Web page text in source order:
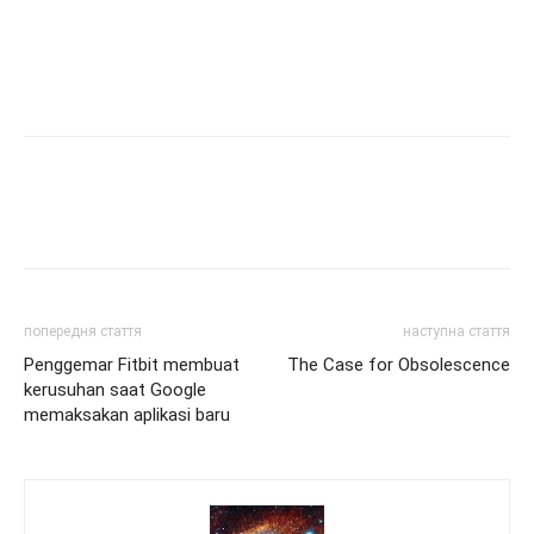
попередня стаття
Penggemar Fitbit membuat
kerusuhan saat Google
memaksakan aplikasi baru
наступна стаття
The Case for Obsolescence